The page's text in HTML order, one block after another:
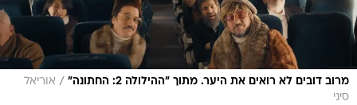
מרוב דובים לא רואים את היער. מתוך "ההילולה 2: החתונה" / אוריאל
סיני